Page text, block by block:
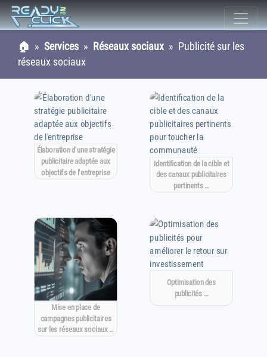
🏠 » Services » Réseaux sociaux » Publicité sur les
réseaux sociaux
Élaboration d'une stratégie
publicitaire adaptée aux
objectifs de l'entreprise
Identification de la cible et
des canaux publicitaires
pertinents …
Mise en place de
campagnes publicitaires
sur les réseaux sociaux …
Optimisation des
publicités …